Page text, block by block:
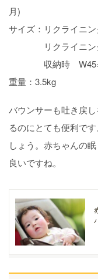
月)
サイズ：リクライニ
リクライニング
収納時
重量：3.5kg
バウンサーも吐き戻
るのにとても便利で
しょう。赤ちゃんの
良いですね。